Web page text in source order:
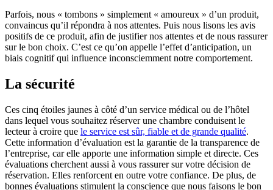
Parfois, nous « tombons » simplement « amoureux » d’un produit,
convaincus qu’il répondra à nos attentes. Puis nous lisons les avis
positifs de ce produit, afin de justifier nos attentes et de nous rassurer
sur le bon choix. C’est ce qu’on appelle l’effet d’anticipation, un
biais cognitif qui influence inconsciemment notre comportement.
La sécurité
Ces cinq étoiles jaunes à côté d’un service médical ou de l’hôtel
dans lequel vous souhaitez réserver une chambre conduisent le
lecteur à croire que le service est sûr, fiable et de grande qualité.
Cette information d’évaluation est la garantie de la transparence de
l’entreprise, car elle apporte une information simple et directe. Ces
évaluations cherchent aussi à vous rassurer sur votre décision de
réservation. Elles renforcent en outre votre confiance. De plus, de
bonnes évaluations stimulent la conscience que nous faisons le bon